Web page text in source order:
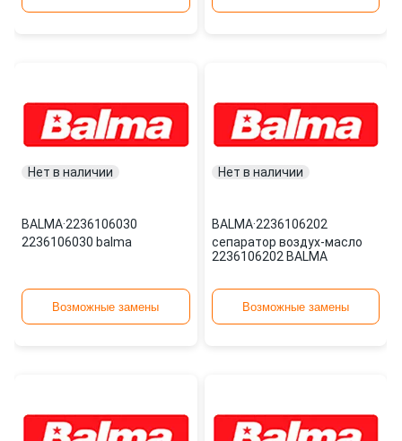
Нет в наличии
BALMA·2236106030
2236106030 balma
Возможные замены
Нет в наличии
BALMA·2236106202
сепаратор воздух-масло
2236106202 BALMA
Возможные замены